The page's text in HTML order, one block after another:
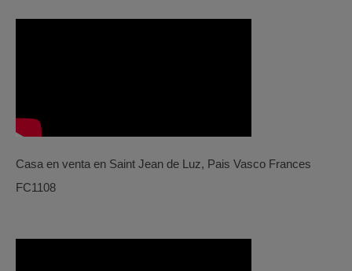
Casa en venta en Saint Jean de Luz, Pais Vasco Frances
FC1108